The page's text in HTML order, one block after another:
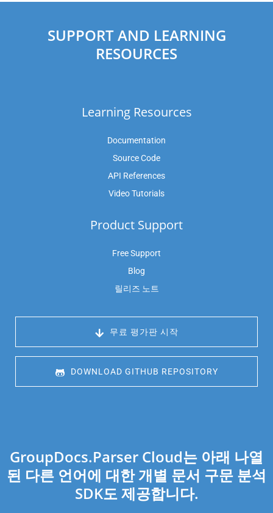
SUPPORT AND LEARNING
RESOURCES
Learning Resources
Documentation
Source Code
API References
Video Tutorials
Product Support
Free Support
Blog
릴리즈 노트
무료 평가판 시작
DOWNLOAD GITHUB REPOSITORY
GroupDocs.Parser Cloud는 아래 나열
된 다른 언어에 대한 개별 문서 구문 분석
SDK도 제공합니다.